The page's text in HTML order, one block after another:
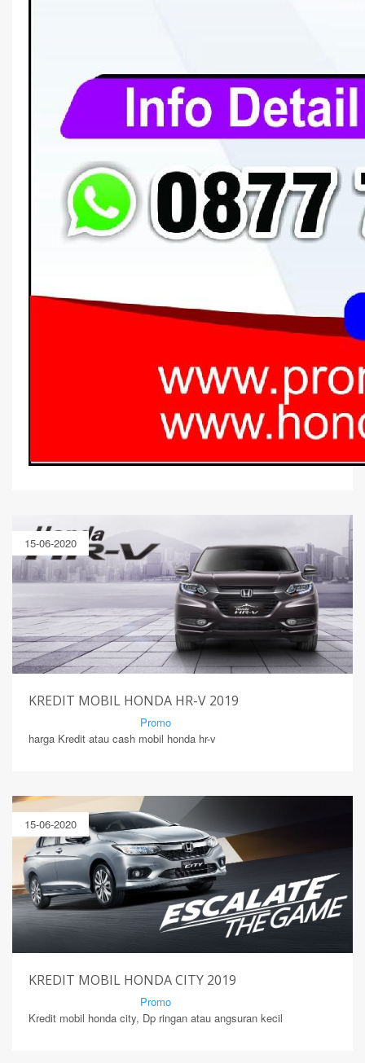
15-06-2020
KREDIT MOBIL HONDA HR-V 2019
Promo
harga Kredit atau cash mobil honda hr-v
15-06-2020
KREDIT MOBIL HONDA CITY 2019
Promo
Kredit mobil honda city, Dp ringan atau angsuran kecil